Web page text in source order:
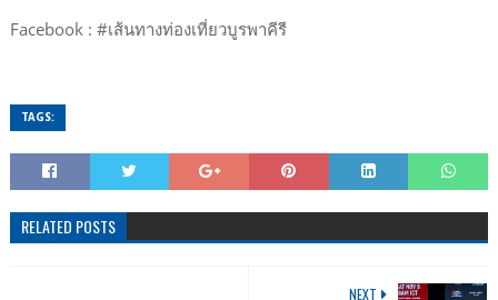
Facebook : #เส้นทางท่องเที่ยวบูรพาคีรี
TAGS:
RELATED POSTS
NEXT